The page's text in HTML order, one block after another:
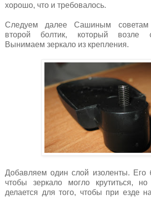
хорошо, что и требовалось.
Следуем далее Сашиным советам
второй болтик, который возле
Вынимаем зеркало из крепления.
Добавляем один слой изоленты. Его
чтобы зеркало могло крутиться,
делается для того, чтобы при езде